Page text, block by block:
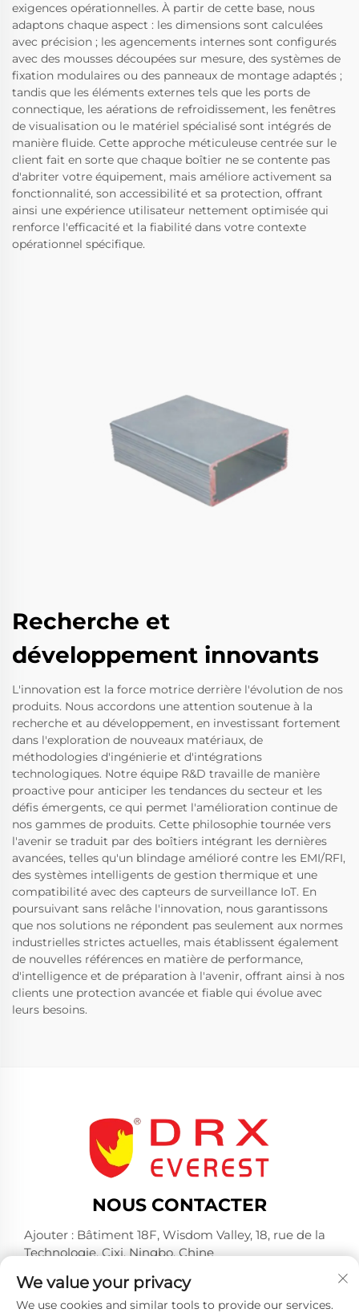
exigences opérationnelles. À partir de cette base, nous
adaptons chaque aspect : les dimensions sont calculées
avec précision ; les agencements internes sont configurés
avec des mousses découpées sur mesure, des systèmes de
fixation modulaires ou des panneaux de montage adaptés ;
tandis que les éléments externes tels que les ports de
connectique, les aérations de refroidissement, les fenêtres
de visualisation ou le matériel spécialisé sont intégrés de
manière fluide. Cette approche méticuleuse centrée sur le
client fait en sorte que chaque boîtier ne se contente pas
d'abriter votre équipement, mais améliore activement sa
fonctionnalité, son accessibilité et sa protection, offrant
ainsi une expérience utilisateur nettement optimisée qui
renforce l'efficacité et la fiabilité dans votre contexte
opérationnel spécifique.
Recherche et
développement innovants
L'innovation est la force motrice derrière l'évolution de nos
produits. Nous accordons une attention soutenue à la
recherche et au développement, en investissant fortement
dans l'exploration de nouveaux matériaux, de
méthodologies d'ingénierie et d'intégrations
technologiques. Notre équipe R&D travaille de manière
proactive pour anticiper les tendances du secteur et les
défis émergents, ce qui permet l'amélioration continue de
nos gammes de produits. Cette philosophie tournée vers
l'avenir se traduit par des boîtiers intégrant les dernières
avancées, telles qu'un blindage amélioré contre les EMI/RFI,
des systèmes intelligents de gestion thermique et une
compatibilité avec des capteurs de surveillance IoT. En
poursuivant sans relâche l'innovation, nous garantissons
que nos solutions ne répondent pas seulement aux normes
industrielles strictes actuelles, mais établissent également
de nouvelles références en matière de performance,
d'intelligence et de préparation à l'avenir, offrant ainsi à nos
clients une protection avancée et fiable qui évolue avec
leurs besoins.
NOUS CONTACTER
Ajouter : Bâtiment 18F, Wisdom Valley, 18, rue de la
Technologie, Cixi, Ningbo, Chine
Tél. : +86-574-23660321
E-mail :[email protected]
We value your privacy
We use cookies and similar tools to provide our services.